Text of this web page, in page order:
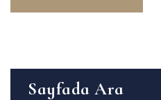
Sayfada Ara